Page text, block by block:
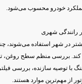
خودرو محسوب می‌شود.
رانندگی شهری
در شهر استفاده می‌شوند،
بررسی منظم سطح روغن،
با توصیه سازنده، بررسی
از مهم‌ترین موارد هستند.